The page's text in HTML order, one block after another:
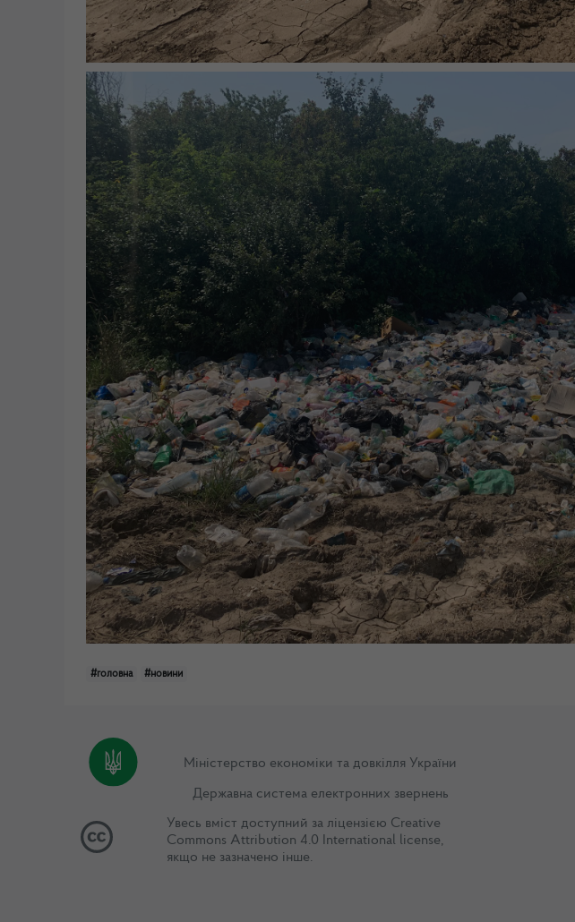
#головна #новини
Міністерство економіки та довкілля України
Державна система електронних звернень
Увесь вміст доступний за ліцензією Creative
Commons Attribution 4.0 International license,
якщо не зазначено інше.